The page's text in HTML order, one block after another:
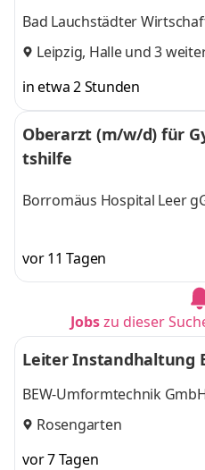
Bad Lauchstädter
Leipzig, Halleund 3
in etwa 2 Stunden
Oberarzt (m/w/d) für
tshilfe
Borromäus Hospital Leer
vor 11 Tagen
Jobszu dieser
Leiter Instandhaltung
BEW-Umformtechnik
Rosengarten
vor 7 Tagen